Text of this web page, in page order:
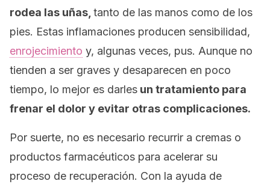
rodea las uñas, tanto de las manos como de los
pies. Estas inflamaciones producen sensibilidad,
enrojecimiento y, algunas veces, pus. Aunque no
tienden a ser graves y desaparecen en poco
tiempo, lo mejor es darles un tratamiento para
frenar el dolor y evitar otras complicaciones.
Por suerte, no es necesario recurrir a cremas o
productos farmacéuticos para acelerar su
proceso de recuperación. Con la ayuda de